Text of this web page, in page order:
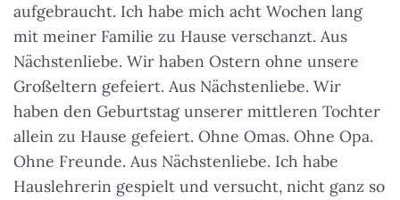
aufgebraucht. Ich habe mich acht Wochen lang
mit meiner Familie zu Hause verschanzt. Aus
Nächstenliebe. Wir haben Ostern ohne unsere
Großeltern gefeiert. Aus Nächstenliebe. Wir
haben den Geburtstag unserer mittleren Tochter
allein zu Hause gefeiert. Ohne Omas. Ohne Opa.
Ohne Freunde. Aus Nächstenliebe. Ich habe
Hauslehrerin gespielt und versucht, nicht ganz so